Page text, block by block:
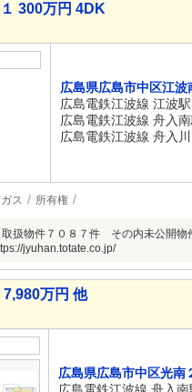
300万円 4DK
広島県広島市中区江波
広島電鉄江波線 江波
広島電鉄江波線 舟入
広島電鉄江波線 舟入
ス 所有権
取扱物件７０８７件 その内未公開物
jyuhan.totate.co.jp/
万円 他
広島県広島市中区光南